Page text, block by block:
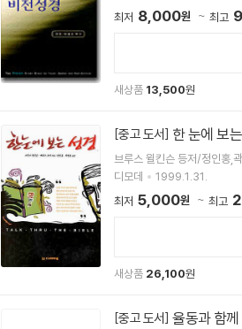
최저 8,000원 최고
새상품 13,500원
[중고 도서] 한 눈에 보
브루스 윌킨슨 등저/정인홍,
디모데
1999.1.31.
최저 5,000원 최고
새상품 26,100원
[중고 도서] 율동과 함